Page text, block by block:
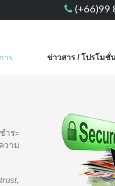
(+66)99
าร ข่าวสาร / โปรโมชั่
ำระ
วาม